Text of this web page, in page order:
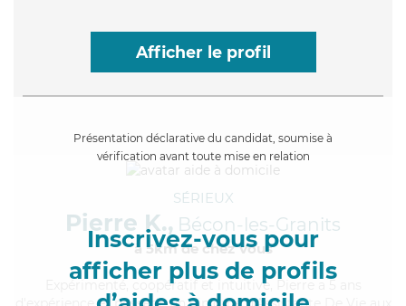
Afficher le profil
Présentation déclarative du candidat, soumise à
vérification avant toute mise en relation
Inscrivez-vous pour
afficher plus de profils
SÉRIEUX
Pierre K., Bécon-les-Granits
à 5km de chez Vous
, coopératif et intuitive, Pierre a 5 ans